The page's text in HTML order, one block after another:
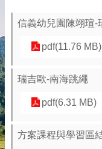
信義幼兒園陳翊瑄-
pdf(11.76 MB)
瑞吉歐-南海跳繩
pdf(6.31 MB)
方案課程與學習區